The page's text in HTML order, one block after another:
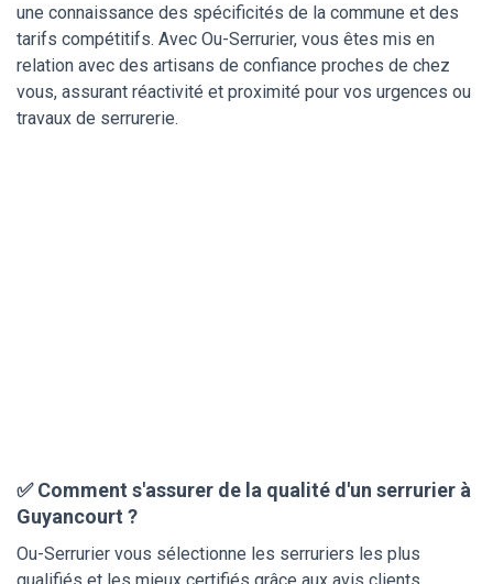
une connaissance des spécificités de la commune et des
tarifs compétitifs. Avec Ou-Serrurier, vous êtes mis en
relation avec des artisans de confiance proches de chez
vous, assurant réactivité et proximité pour vos urgences ou
travaux de serrurerie.
✅ Comment s'assurer de la qualité d'un serrurier à
Guyancourt ?
Ou-Serrurier vous sélectionne les serruriers les plus
qualifiés et les mieux certifiés grâce aux avis clients